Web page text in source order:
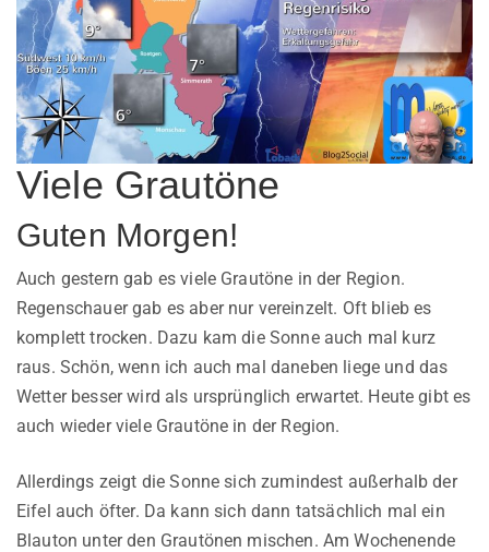
Viele Grautöne
Guten Morgen!
Auch gestern gab es viele Grautöne in der Region.
Regenschauer gab es aber nur vereinzelt. Oft blieb es
komplett trocken. Dazu kam die Sonne auch mal kurz
raus. Schön, wenn ich auch mal daneben liege und das
Wetter besser wird als ursprünglich erwartet. Heute gibt es
auch wieder viele Grautöne in der Region.
Allerdings zeigt die Sonne sich zumindest außerhalb der
Eifel auch öfter. Da kann sich dann tatsächlich mal ein
Blauton unter den Grautönen mischen. Am Wochenende